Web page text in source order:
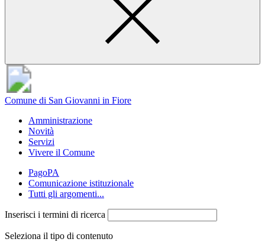
Comune di San Giovanni in Fiore
Amministrazione
Novità
Servizi
Vivere il Comune
PagoPA
Comunicazione istituzionale
Tutti gli argomenti...
Inserisci i termini di ricerca
Seleziona il tipo di contenuto